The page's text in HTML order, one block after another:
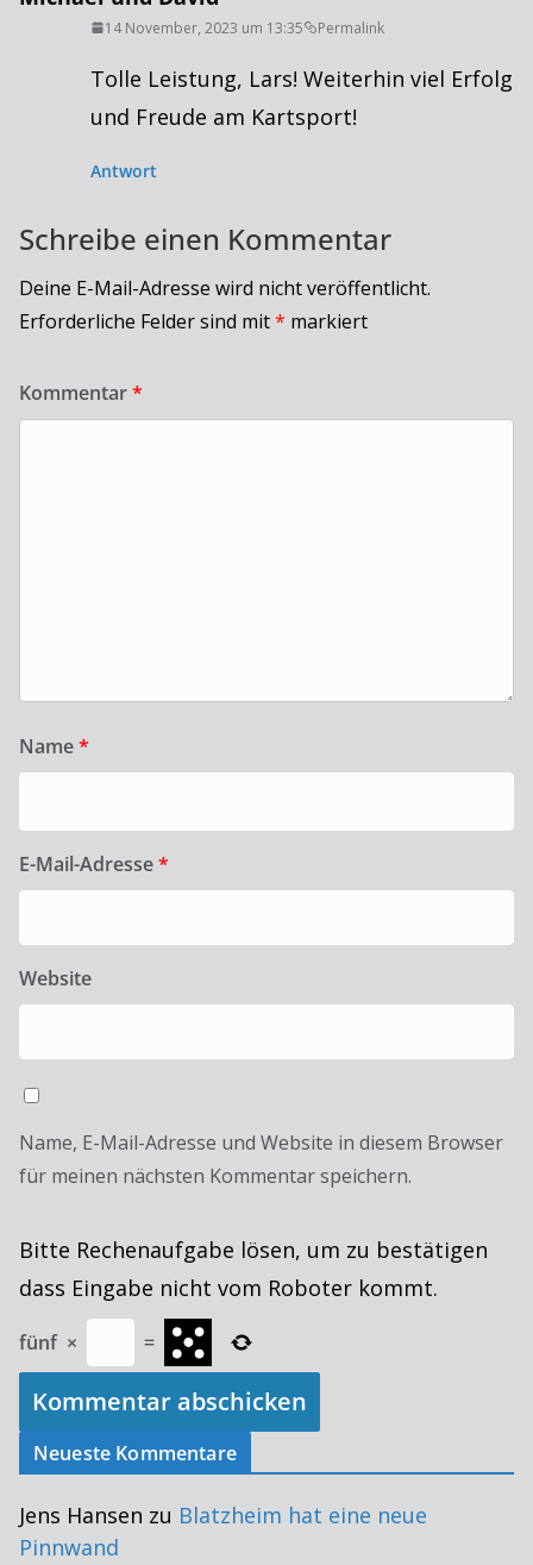
14 November, 2023 um 13:35 Permalink
Tolle Leistung, Lars! Weiterhin viel Erfolg
und Freude am Kartsport!
Antwort
Schreibe einen Kommentar
Deine E-Mail-Adresse wird nicht veröffentlicht.
Erforderliche Felder sind mit* markiert
Kommentar*
Name*
E-Mail-Adresse*
Website
Name, E-Mail-Adresse und Website in diesem Browser
für meinen nächsten Kommentar speichern.
Bitte Rechenaufgabe lösen, um zu bestätigen
dass Eingabe nicht vom Roboter kommt.
fünf × =
Neueste Kommentare
Jens Hansen zu Blatzheim hat eine neue
Pinnwand